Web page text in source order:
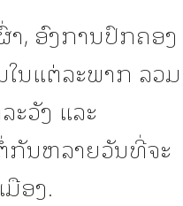
າ, ອົງການປົກຄອງ
ນແຕ່ລະພາກ ລວມ
ວັງ ແລະ
ນຫລາຍວັນທີ່ຈະ
ອງ.